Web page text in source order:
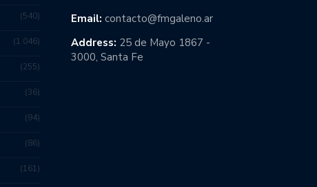
540
1.046
255
36
94
86
161
Email: contacto@fmgaleno.ar
Address: 25 de Mayo 1867 -
3000, Santa Fe